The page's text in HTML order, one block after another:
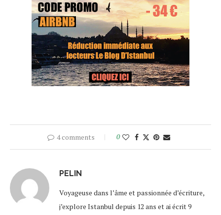
4 comments 0
PELIN
Voyageuse dans l’âme et passionnée d’écriture,
j’explore Istanbul depuis 12 ans et ai écrit 9